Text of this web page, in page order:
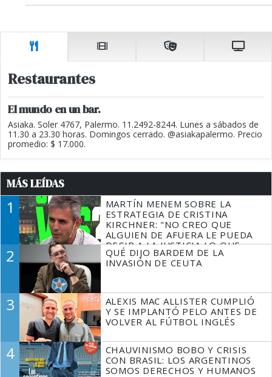
Restaurantes
El mundo en un bar.
Asiaka. Soler 4767, Palermo. 11.2492-8244. Lunes a sábados de
11.30 a 23.30 horas. Domingos cerrado. @asiakapalermo. Precio
promedio: $ 17.000.
MÁS LEÍDAS
1
MARTÍN MENEM SOBRE LA
ESTRATEGIA DE CRISTINA
KIRCHNER: "NO CREO QUE
ALGUIEN DE AFUERA LE PUEDA
DECIR A LA JUSTICIA LO QUE
TIENE QUE HACER"
2
QUÉ DIJO BARDEM DE LA
INVASIÓN DE CEUTA
3
ALEXIS MAC ALLISTER CUMPLIÓ
Y SE IMPLANTÓ PELO ANTES DE
VOLVER AL FÚTBOL INGLÉS
4
CHAUVINISMO BOBO Y CRISIS
CON BRASIL: LOS ARGENTINOS
SOMOS DERECHOS Y HUMANOS